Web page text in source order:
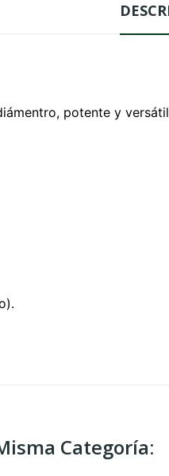
potente y
Categoría: